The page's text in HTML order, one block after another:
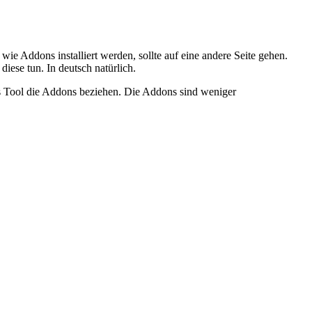
Addons installiert werden, sollte auf eine andere Seite gehen.
tun. In deutsch natürlich.
die Addons beziehen. Die Addons sind weniger